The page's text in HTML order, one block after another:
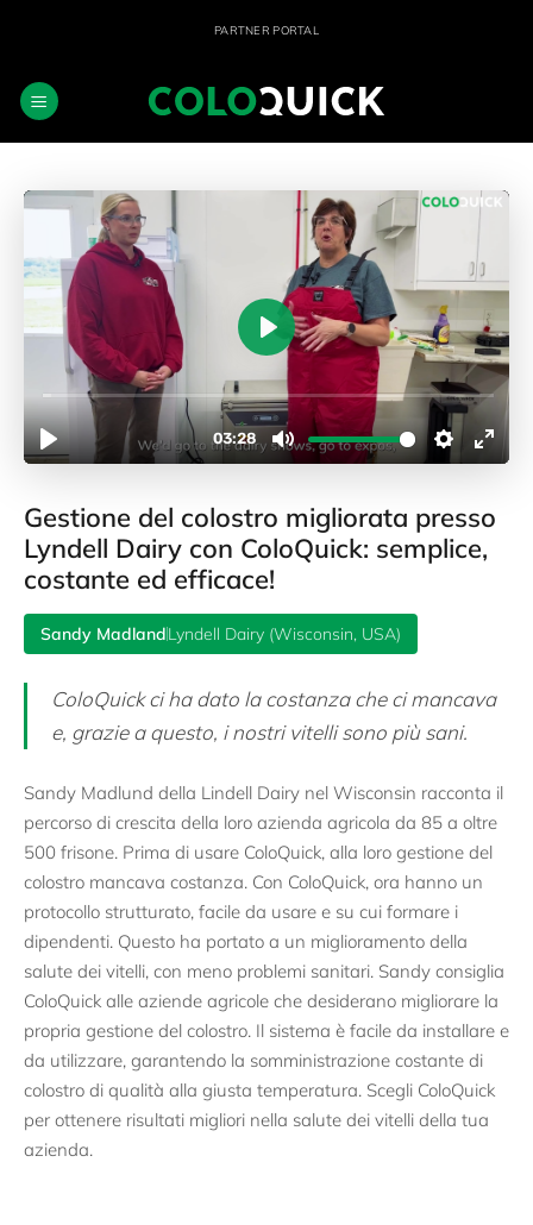
PARTNER PORTAL
Gestione del colostro migliorata presso
Lyndell Dairy con ColoQuick: semplice,
costante ed efficace!
Sandy MadlandLyndell Dairy (Wisconsin, USA)
ColoQuick ci ha dato la costanza che ci mancava
e, grazie a questo, i nostri vitelli sono più sani.
Sandy Madlund della Lindell Dairy nel Wisconsin racconta il
percorso di crescita della loro azienda agricola da 85 a oltre
500 frisone. Prima di usare ColoQuick, alla loro gestione del
colostro mancava costanza. Con ColoQuick, ora hanno un
protocollo strutturato, facile da usare e su cui formare i
dipendenti. Questo ha portato a un miglioramento della
salute dei vitelli, con meno problemi sanitari. Sandy consiglia
ColoQuick alle aziende agricole che desiderano migliorare la
propria gestione del colostro. Il sistema è facile da installare e
da utilizzare, garantendo la somministrazione costante di
colostro di qualità alla giusta temperatura. Scegli ColoQuick
per ottenere risultati migliori nella salute dei vitelli della tua
azienda.